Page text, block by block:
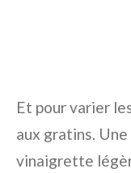
Et pour varier
aux gratins.
vinaigrette